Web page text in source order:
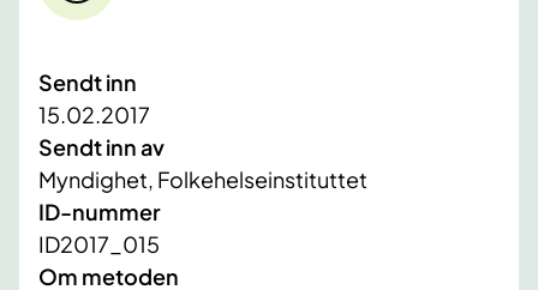
Sendt inn
15.02.2017
Sendt inn av
Myndighet, Folkehelseinstituttet
ID-nummer
ID2017_015
Om metoden